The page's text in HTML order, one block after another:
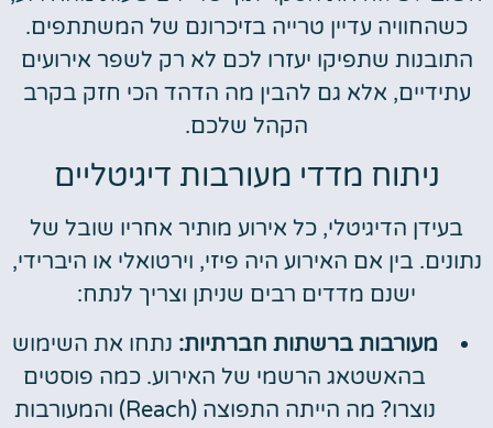
כשהחוויה עדיין טרייה בזיכרונם של המשתתפים.
התובנות שתפיקו יעזרו לכם לא רק לשפר אירועים
עתידיים, אלא גם להבין מה הדהד הכי חזק בקרב
הקהל שלכם.
ניתוח מדדי מעורבות דיגיטליים
בעידן הדיגיטלי, כל אירוע מותיר אחריו שובל של
נתונים. בין אם האירוע היה פיזי, וירטואלי או היברידי,
ישנם מדדים רבים שניתן וצריך לנתח:
מעורבות ברשתות חברתיות: נתחו את השימוש
בהאשטאג הרשמי של האירוע. כמה פוסטים
נוצרו? מה הייתה התפוצה (Reach) והמעורבות